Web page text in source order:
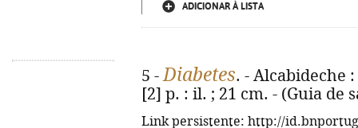
ADICIONAR À LISTA
5 -Diabetes. - Alcabideche
[2] p. : il. ; 21 cm. - (Guia de
Link persistente: http://